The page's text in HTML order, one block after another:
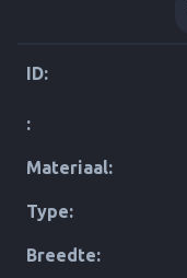
ID:
:
Materiaal:
Type:
Breedte: